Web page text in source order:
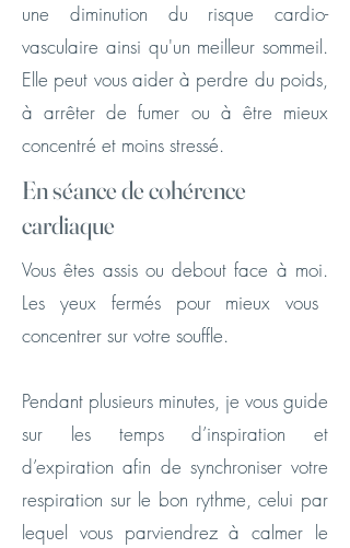
une diminution du risque cardio-
vasculaire ainsi qu'un meilleur sommeil.
Elle peut vous aider à perdre du poids,
à arrêter de fumer ou à être mieux
concentré et moins stressé.
En séance de cohérence
cardiaque
Vous êtes assis ou debout face à moi.
Les yeux fermés pour mieux vous
concentrer sur votre souffle.
Pendant plusieurs minutes, je vous guide
sur les temps d’inspiration et
d’expiration afin de synchroniser votre
respiration sur le bon rythme, celui par
lequel vous parviendrez à calmer le